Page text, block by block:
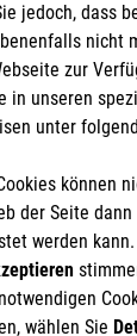
ist als
jedoch, dass
nicht
zur
in unseren
unter
können
der Seite
werden kann.
wählen Sie